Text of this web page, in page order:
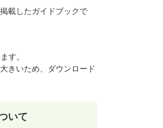
載したガイドブックで
す。
きいため、ダウンロード
いて